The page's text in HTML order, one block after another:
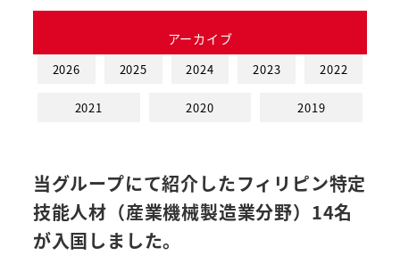
アーカイブ
2026 2025 2024 2023 2022
2021 2020 2019
当グループにて紹介したフィリピン特定
技能人材（産業機械製造業分野）14名
が入国しました。